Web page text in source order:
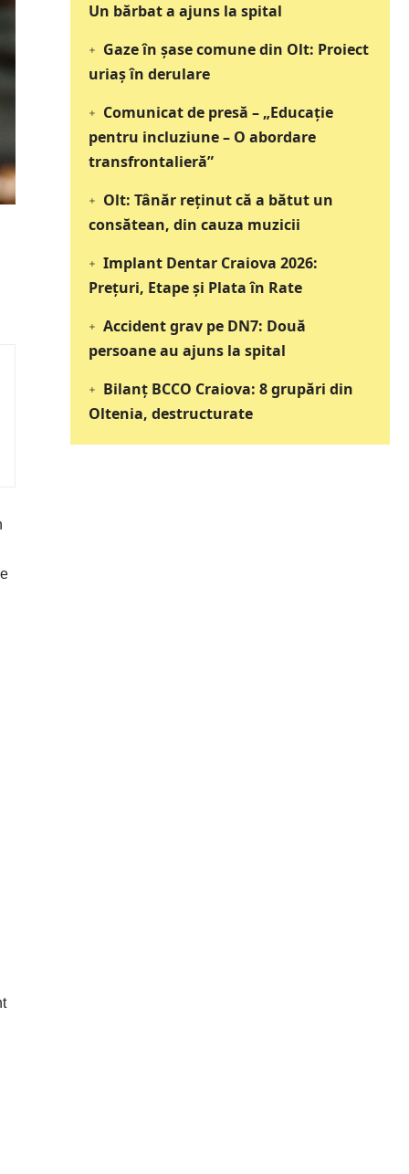
Un bărbat a ajuns la spital
Gaze în șase comune din Olt: Proiect
uriaș în derulare
Comunicat de presă – „Educație
pentru incluziune – O abordare
transfrontalieră”
Olt: Tânăr reţinut că a bătut un
consătean, din cauza muzicii
Implant Dentar Craiova 2026:
Preţuri, Etape şi Plata în Rate
Accident grav pe DN7: Două
persoane au ajuns la spital
Bilanț BCCO Craiova: 8 grupări din
Oltenia, destructurate